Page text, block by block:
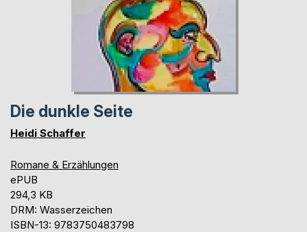
Die dunkle Seite
Heidi Schaffer
Romane & Erzählungen
ePUB
294,3 KB
DRM: Wasserzeichen
ISBN-13: 9783750483798